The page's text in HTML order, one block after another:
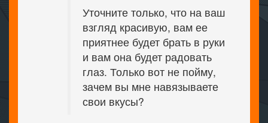
Уточните только, что на ваш
взгляд красивую, вам ее
приятнее будет брать в руки
и вам она будет радовать
глаз. Только вот не пойму,
зачем вы мне навязываете
свои вкусы?